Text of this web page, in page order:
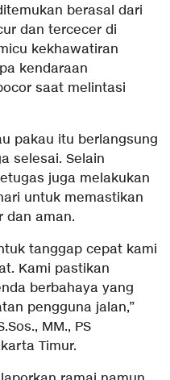
berasal dari
dan tercecer di
kekhawatiran
kendaraan
saat melintasi
pakau itu berlangsung
selesai. Selain
juga melakukan
untuk memastikan
dan aman.
tanggap cepat kami
Kami pastikan
berbahaya yang
pengguna jalan,”
MM., PS
Timur.